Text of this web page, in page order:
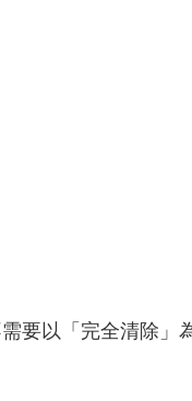
要以「完全清除